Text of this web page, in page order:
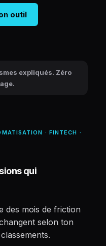
outil
expliqués. Zéro
· FINTECH ·
qui
des mois de friction
selon ton